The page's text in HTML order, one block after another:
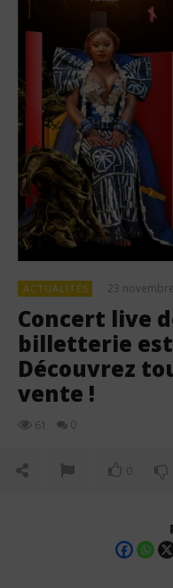
ACTUALITÉS 23
Concert live
billetterie
Découvrez
vente !
61 0
0